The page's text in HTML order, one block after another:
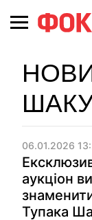
06.01.2026
аукціон
Тупака